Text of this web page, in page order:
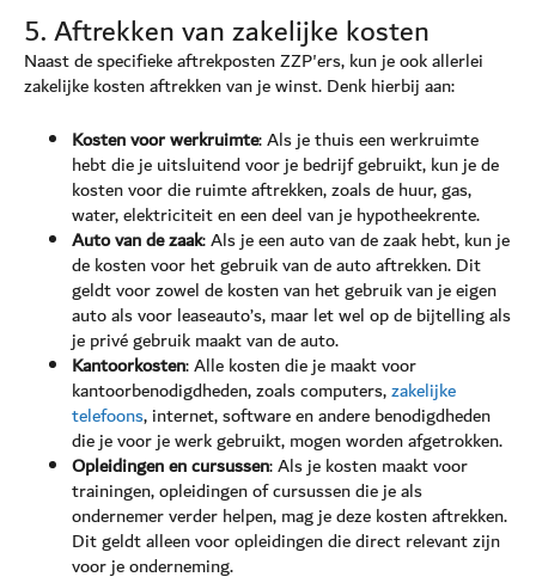
5. Aftrekken van zakelijke kosten
Naast de specifieke aftrekposten ZZP'ers, kun je ook allerlei
zakelijke kosten aftrekken van je winst. Denk hierbij aan:
Kosten voor werkruimte: Als je thuis een werkruimte
hebt die je uitsluitend voor je bedrijf gebruikt, kun je de
kosten voor die ruimte aftrekken, zoals de huur, gas,
water, elektriciteit en een deel van je hypotheekrente.
Auto van de zaak: Als je een auto van de zaak hebt, kun je
de kosten voor het gebruik van de auto aftrekken. Dit
geldt voor zowel de kosten van het gebruik van je eigen
auto als voor leaseauto’s, maar let wel op de bijtelling als
je privé gebruik maakt van de auto.
Kantoorkosten: Alle kosten die je maakt voor
kantoorbenodigdheden, zoals computers,zakelijke
telefoons, internet, software en andere benodigdheden
die je voor je werk gebruikt, mogen worden afgetrokken.
Opleidingen en cursussen: Als je kosten maakt voor
trainingen, opleidingen of cursussen die je als
ondernemer verder helpen, mag je deze kosten aftrekken.
Dit geldt alleen voor opleidingen die direct relevant zijn
voor je onderneming.